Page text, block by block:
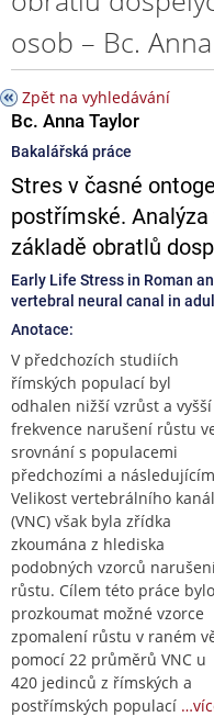
osob – Bc.
Zpět na vyhledávání
Bc. Anna Taylor
Bakalářská práce
Stres v časné
postřímské.
základě obratlů
Early Life Stress in Roman
vertebral neural canal in
Anotace:
V předchozích studiích
římských populací byl
odhalen nižší vzrůst a vyšší
frekvence narušení růstu
srovnání s populacemi
předchozími a
Velikost vertebrálního
(VNC) však byla zřídka
zkoumána z hlediska
podobných vzorců
růstu. Cílem této práce bylo
prozkoumat možné vzorce
zpomalení růstu v raném
pomocí 22 průměrů VNC u
420 jedinců z římských a
postřímských populací